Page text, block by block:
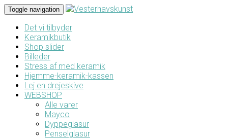
Toggle navigation
Det vi tilbyder
Keramikbutik
Shop slider
Billeder
Stress af med keramik
Hjemme-keramik-kassen
Lej en drejeskive
WEBSHOP
Alle varer
Mayco
Dyppeglasur
Penselglasur